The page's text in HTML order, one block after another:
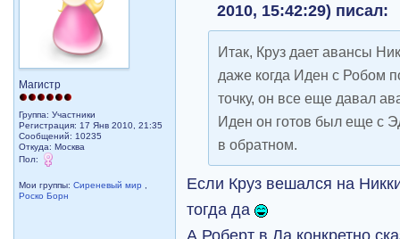
Магистр
Группа: Участники
Регистрация: 17 Янв 2010, 21:35
Сообщений: 10235
Откуда: Москва
Пол:
Мои группы:Сиреневый мир
Роско Борн
2010, 15:42:29) писал:
Итак, Круз дает авансы
даже когда Иден с Робом
точку, он все еще давал
Иден он готов был еще с
в обратном.
Если Круз вешался на
тогда да
А Роберт в Ла конкретно